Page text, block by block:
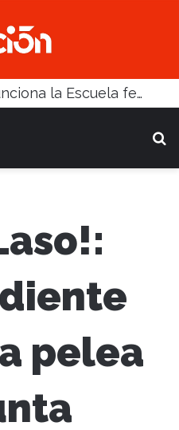
En Social Pato, ya funciona la Escuela femenina de paleta
pelea